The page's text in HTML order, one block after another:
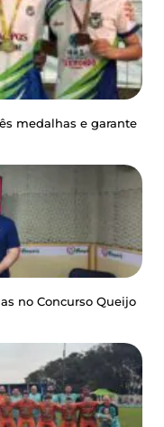
medalhas e garante
no Concurso Queijo